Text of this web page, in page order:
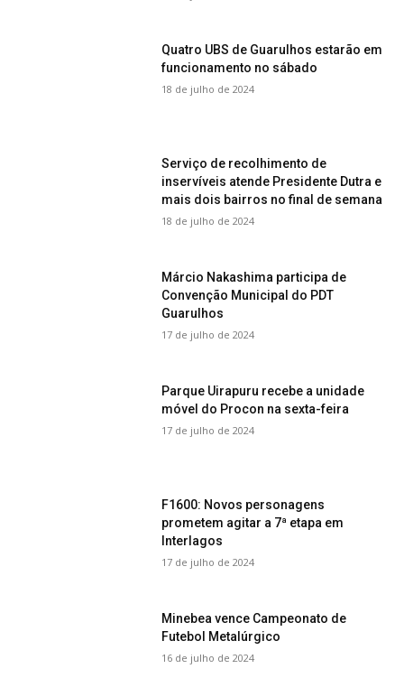
Quatro UBS de Guarulhos estarão em
funcionamento no sábado
18 de julho de 2024
Serviço de recolhimento de
inservíveis atende Presidente Dutra e
mais dois bairros no final de semana
18 de julho de 2024
Márcio Nakashima participa de
Convenção Municipal do PDT
Guarulhos
17 de julho de 2024
Parque Uirapuru recebe a unidade
móvel do Procon na sexta-feira
17 de julho de 2024
F1600: Novos personagens
prometem agitar a 7ª etapa em
Interlagos
17 de julho de 2024
Minebea vence Campeonato de
Futebol Metalúrgico
16 de julho de 2024